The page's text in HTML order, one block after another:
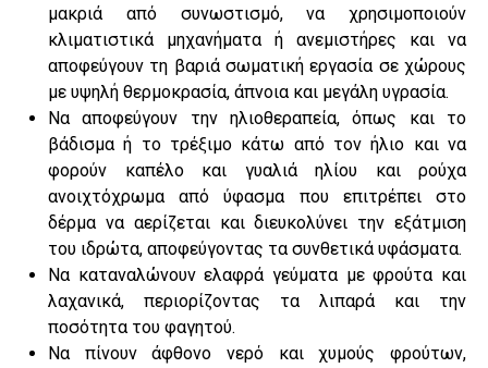
μακριά από συνωστισμό, να χρησιμοποιούν
κλιματιστικά μηχανήματα ή ανεμιστήρες και να
αποφεύγουν τη βαριά σωματική εργασία σε χώρους
με υψηλή θερμοκρασία, άπνοια και μεγάλη υγρασία.
Να αποφεύγουν την ηλιοθεραπεία, όπως και το
βάδισμα ή το τρέξιμο κάτω από τον ήλιο και να
φορούν καπέλο και γυαλιά ηλίου και ρούχα
ανοιχτόχρωμα από ύφασμα που επιτρέπει στο
δέρμα να αερίζεται και διευκολύνει την εξάτμιση
του ιδρώτα, αποφεύγοντας τα συνθετικά υφάσματα.
Να καταναλώνουν ελαφρά γεύματα με φρούτα και
λαχανικά, περιορίζοντας τα λιπαρά και την
ποσότητα του φαγητού.
Να πίνουν άφθονο νερό και χυμούς φρούτων,